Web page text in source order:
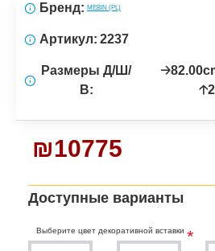
₪10775
Бренд: MEBIN (PL)
Артикул: 2237
Размеры Д/Ш/
В:
Доступные варианты
Выберите цвет декоративной вставки